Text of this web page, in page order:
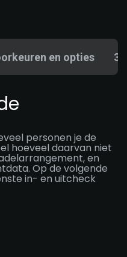
en opties 3.
personen je de
hoeveel daarvan niet
en
Op de volgende
in- en uitcheck